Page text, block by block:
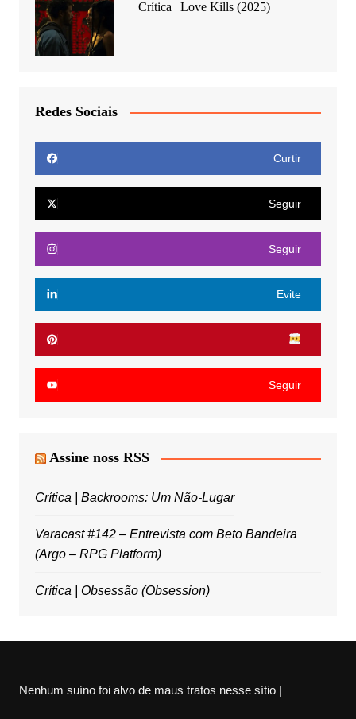
Crítica | Love Kills (2025)
Redes Sociais
Curtir
Seguir
Seguir
Evite
Seguir
Assine noss RSS
Crítica | Backrooms: Um Não-Lugar
Varacast #142 – Entrevista com Beto Bandeira
(Argo – RPG Platform)
Crítica | Obsessão (Obsession)
Nenhum suíno foi alvo de maus tratos nesse sítio |